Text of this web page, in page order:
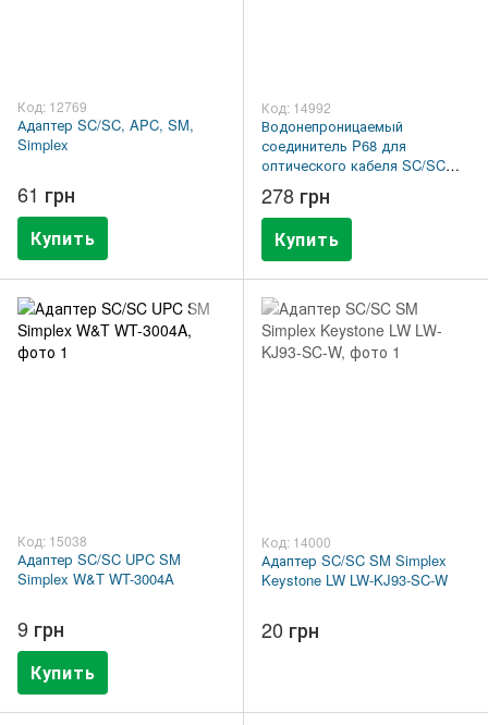
Код: 12769
Адаптер SC/SC, APC, SM,
Simplex
61 грн
Купить
Код: 14992
Водонепроницаемый
соединитель P68 для
оптического кабеля SC/SC
APC L&W LW-WPKJL-SC/APC-
2-1port
278 грн
Купить
Код: 15038
Адаптер SC/SC UPC SM
Simplex W&T WT-3004A
9 грн
Купить
Код: 14000
Адаптер SC/SC SM Simplex
Keystone LW LW-KJ93-SC-W
20 грн